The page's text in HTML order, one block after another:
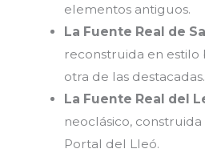
elementos antiguos.
La Fuente Real de
reconstruida en estilo
otra de las destacadas.
La Fuente Real del
neoclásico, construida
Portal del Lleó.